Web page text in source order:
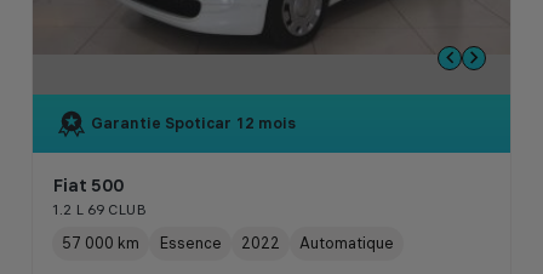
Garantie Spoticar 12 mois
Fiat 500
1.2 L 69 CLUB
57 000 km Essence 2022 Automatique